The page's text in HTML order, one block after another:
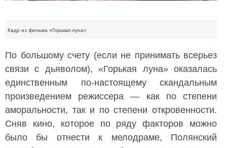
Кадр из фильма «Горькая луна»
По большому счету (если не принимать всерьез
связи с дьяволом), «Горькая луна» оказалась
единственным по-настоящему скандальным
произведением режиссера — как по степени
аморальности, так и по степени откровенности.
Сняв кино, которое по ряду факторов можно
было бы отнести к мелодраме, Полянский